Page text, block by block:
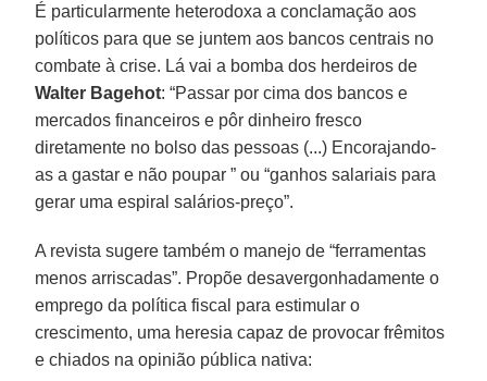
É particularmente heterodoxa a conclamação aos
políticos para que se juntem aos bancos centrais no
combate à crise. Lá vai a bomba dos herdeiros de
Walter Bagehot: “Passar por cima dos bancos e
mercados financeiros e pôr dinheiro fresco
diretamente no bolso das pessoas (...) Encorajando-
as a gastar e não poupar ” ou “ganhos salariais para
gerar uma espiral salários-preço”.
A revista sugere também o manejo de “ferramentas
menos arriscadas”. Propõe desavergonhadamente o
emprego da política fiscal para estimular o
crescimento, uma heresia capaz de provocar frêmitos
e chiados na opinião pública nativa: